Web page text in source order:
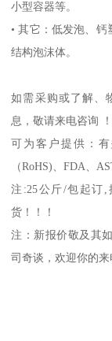
小型容器等。
•其它：低发泡、钙
结构泡沫体。
如需采购或了解、
息，敬请来电咨询 ！
可为客户提供：
（RoHS) 、FDA
注 :25公斤/包起订
货！！！
注：新报价敬及其
司奇谈，欢迎你的来